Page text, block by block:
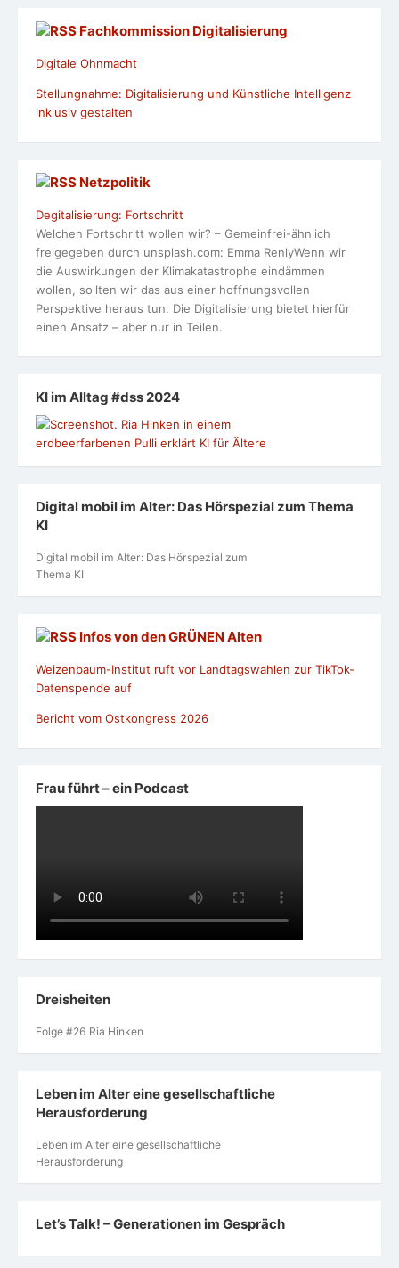
Fachkommission Digitalisierung
Digitale Ohnmacht
Stellungnahme: Digitalisierung und Künstliche Intelligenz
inklusiv gestalten
Netzpolitik
Degitalisierung: Fortschritt
Welchen Fortschritt wollen wir? – Gemeinfrei-ähnlich
freigegeben durch unsplash.com: Emma RenlyWenn wir
die Auswirkungen der Klimakatastrophe eindämmen
wollen, sollten wir das aus einer hoffnungsvollen
Perspektive heraus tun. Die Digitalisierung bietet hierfür
einen Ansatz – aber nur in Teilen.
KI im Alltag #dss 2024
Digital mobil im Alter: Das Hörspezial zum Thema
KI
Digital mobil im Alter: Das Hörspezial zum
Thema KI
Infos von den GRÜNEN Alten
Weizenbaum-Institut ruft vor Landtagswahlen zur TikTok-
Datenspende auf
Bericht vom Ostkongress 2026
Frau führt – ein Podcast
Dreisheiten
Folge #26 Ria Hinken
Leben im Alter eine gesellschaftliche
Herausforderung
Leben im Alter eine gesellschaftliche
Herausforderung
Let’s Talk! – Generationen im Gespräch